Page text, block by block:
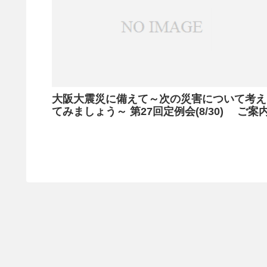
大阪大震災に備えて～次の災害について考え
てみましょう～ 第27回定例会(8/30) ご案